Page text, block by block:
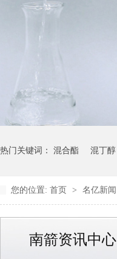
热门关键词： 混合酯 混丁醇
您的位置: 首页 > 名亿新闻
南箭资讯中心